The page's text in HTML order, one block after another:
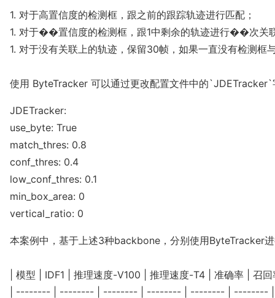
1. 对于高置信度的检测框，跟之前的跟踪轨迹进行匹配；
1. 对于��置信度的检测框，跟1中剩余的轨迹进行��次关
1. 对于没有关联上的轨迹，保留30帧，如果一直没有检测框
使用 ByteTracker 可以通过更改配置文件中的
JDETracker:
use_byte: True
match_thres: 0.8
conf_thres: 0.4
low_conf_thres: 0.1
min_box_area: 0
vertical_ratio: 0
本案例中，基于上述3种backbone，分别使用ByteTracker
| 模型 | IDF1 | 推理速度-V100 | 推理速度-T4 | 准确率 | 召回
| -------- | -------- | -------- | -------- | -------- | -------- |